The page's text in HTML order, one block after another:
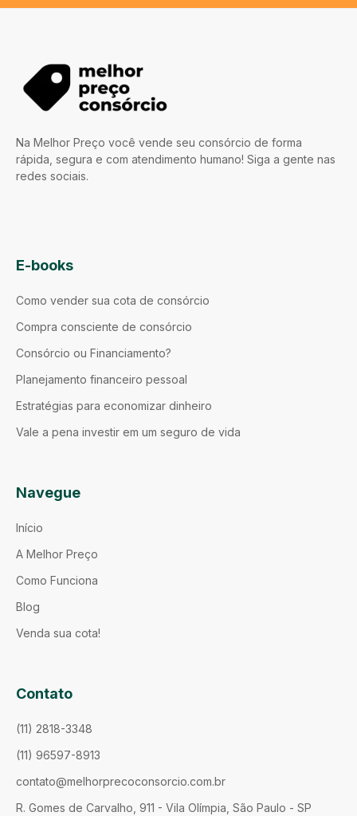
Na Melhor Preço você vende seu consórcio de forma
rápida, segura e com atendimento humano! Siga a gente nas
redes sociais.
E-books
Como vender sua cota de consórcio
Compra consciente de consórcio
Consórcio ou Financiamento?
Planejamento financeiro pessoal
Estratégias para economizar dinheiro
Vale a pena investir em um seguro de vida
Navegue
Início
A Melhor Preço
Como Funciona
Blog
Venda sua cota!
Contato
(11) 2818-3348
(11) 96597-8913
contato@melhorprecoconsorcio.com.br
R. Gomes de Carvalho, 911 - Vila Olímpia, São Paulo - SP